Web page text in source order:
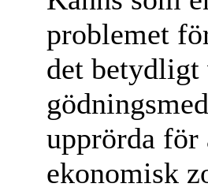
problemet
det betydligt
upprörda för
ekonomisk